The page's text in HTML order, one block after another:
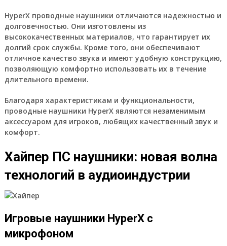
HyperX проводные наушники отличаются надежностью и
долговечностью. Они изготовлены из
высококачественных материалов, что гарантирует их
долгий срок службы. Кроме того, они обеспечивают
отличное качество звука и имеют удобную конструкцию,
позволяющую комфортно использовать их в течение
длительного времени.
Благодаря характеристикам и функциональности,
проводные наушники HyperX являются незаменимым
аксессуаром для игроков, любящих качественный звук и
комфорт.
Хайпер ПС наушники: новая волна
технологий в аудиоиндустрии
Игровые наушники HyperX с
микрофоном